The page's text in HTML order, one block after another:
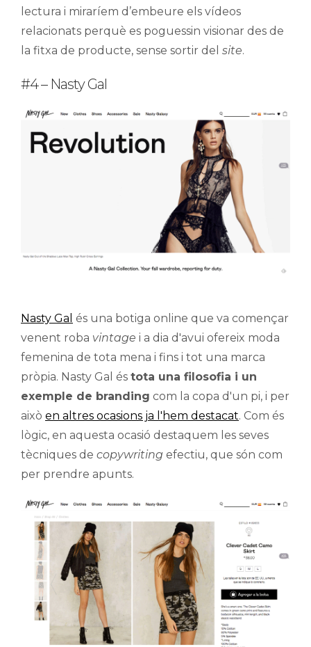
lectura i miraríem d’embeure els vídeos
relacionats perquè es poguessin visionar des de
la fitxa de producte, sense sortir del site.
#4 – Nasty Gal
Nasty Gal és una botiga online que va començar
venent roba vintage i a dia d'avui ofereix moda
femenina de tota mena i fins i tot una marca
pròpia. Nasty Gal és tota una filosofia i un
exemple de branding com la copa d'un pi, i per
això en altres ocasions ja l'hem destacat. Com és
lògic, en aquesta ocasió destaquem les seves
tècniques de copywriting efectiu, que són com
per prendre apunts.